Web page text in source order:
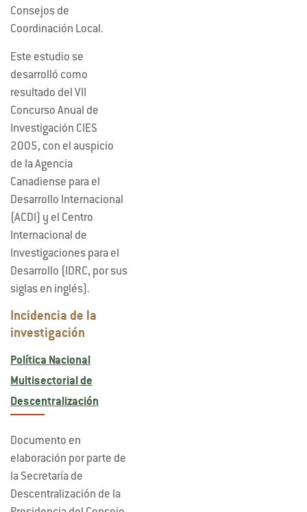
Consejos de
Coordinación Local.
Este estudio se
desarrolló como
resultado del VII
Concurso Anual de
Investigación CIES
2005, con el auspicio
de la Agencia
Canadiense para el
Desarrollo Internacional
(ACDI) y el Centro
Internacional de
Investigaciones para el
Desarrollo (IDRC, por sus
siglas en inglés).
Incidencia de la
investigación
Política Nacional
Multisectorial de
Descentralización
Documento en
elaboración por parte de
la Secretaría de
Descentralización de la